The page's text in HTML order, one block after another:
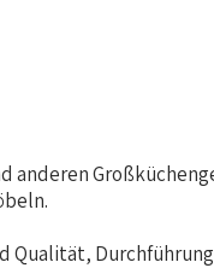
anderen